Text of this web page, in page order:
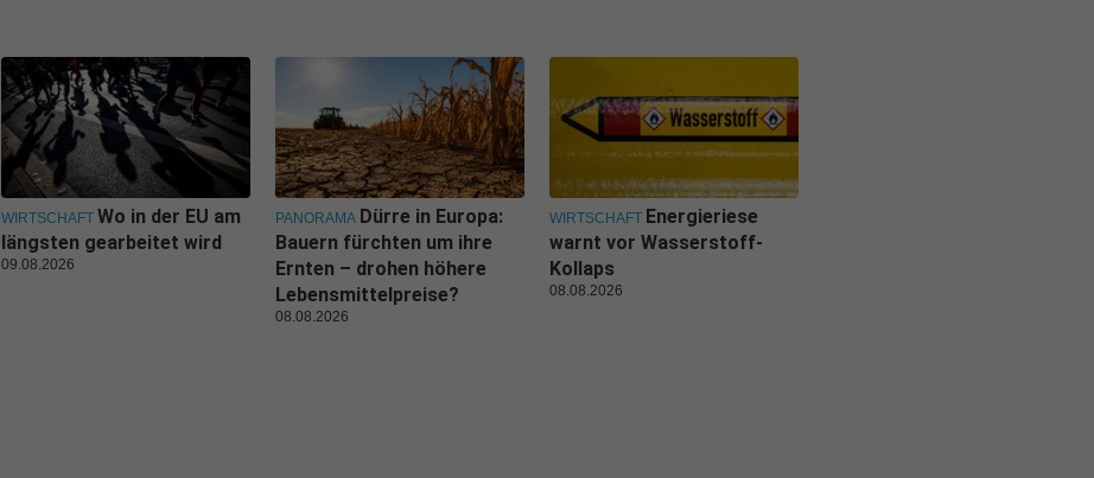
WIRTSCHAFT Wo in der EU am
längsten gearbeitet wird
09.08.2026
PANORAMA Dürre in Europa:
Bauern fürchten um ihre
Ernten – drohen höhere
Lebensmittelpreise?
08.08.2026
WIRTSCHAFT Energieriese
warnt vor Wasserstoff-
Kollaps
08.08.2026